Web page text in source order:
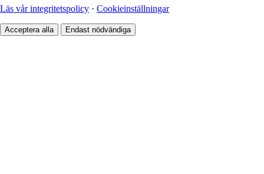
Läs vår integritetspolicy · Cookieinställningar
Acceptera alla Endast nödvändiga